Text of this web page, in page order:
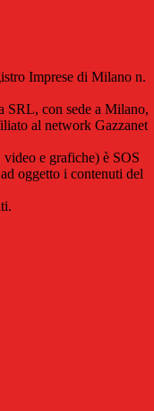
Imprese di Milano n.
SRL, con sede a Milano,
al network Gazzanet
e grafiche) è SOS
oggetto i contenuti del